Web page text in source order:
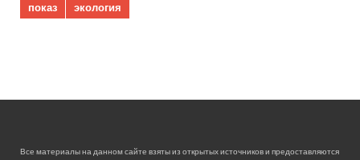
показ
экология
Все материалы на данном сайте взяты из открытых источников и предоставляются